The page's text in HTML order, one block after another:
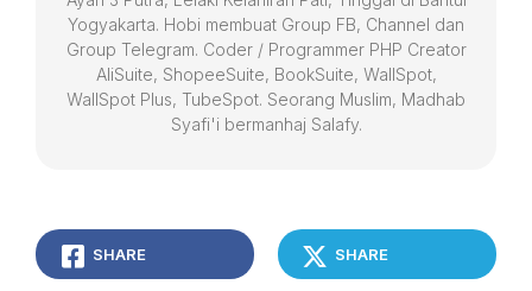
Yogyakarta. Hobi membuat Group FB, Channel dan
Group Telegram. Coder / Programmer PHP Creator
AliSuite, ShopeeSuite, BookSuite, WallSpot,
WallSpot Plus, TubeSpot. Seorang Muslim, Madhab
Syafi'i bermanhaj Salafy.
SHARE SHARE